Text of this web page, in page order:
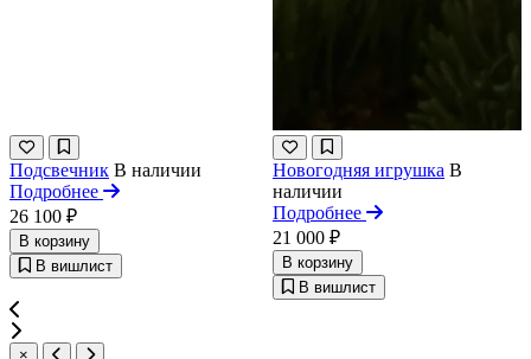
Подсвечник В наличии
Подробнее
26 100 ₽
В корзину
В вишлист
Новогодняя игрушка В
наличии
Подробнее
21 000 ₽
В корзину
В вишлист
×